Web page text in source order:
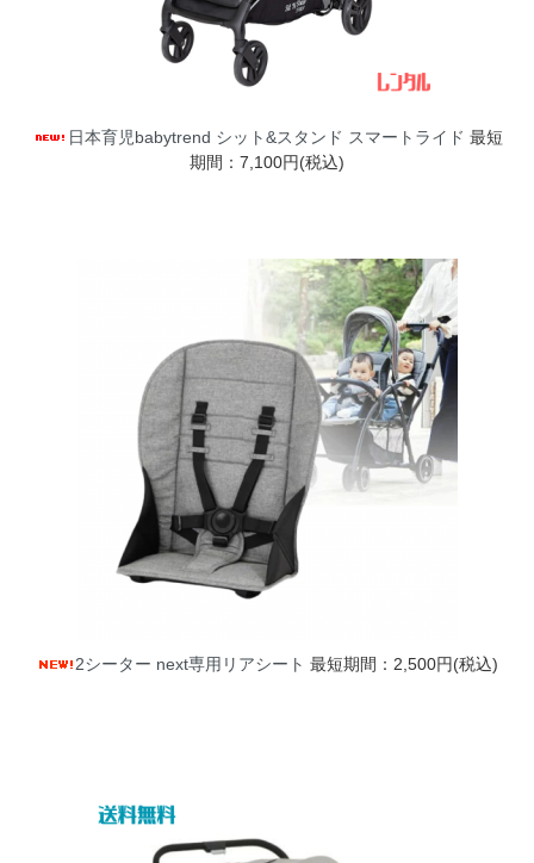
日本育児babytrend シット&スタンド スマートライド 最短
期間：7,100円(税込)
2シーター next専用リアシート 最短期間：2,500円(税込)